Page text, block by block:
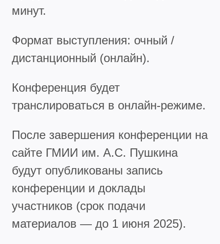
минут.
Формат выступления: очный /
дистанционный (онлайн).
Конференция будет
транслироваться в онлайн-режиме.
После завершения конференции на
сайте ГМИИ им. А.С. Пушкина
будут опубликованы запись
конференции и доклады
участников (срок подачи
материалов — до 1 июня 2025).